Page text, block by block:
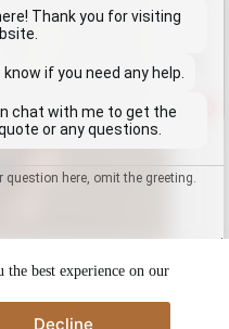
the best experience on our
Decline
Wechat
Chat
Thank you for visiting
know if you need any help.
chat with me to get the
or any questions.
Send